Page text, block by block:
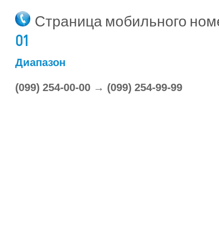
Страница мобильного
01
Диапазон
(099) 254-00-00 → (099) 254-99-99